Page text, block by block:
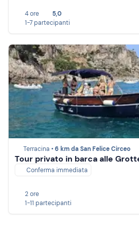
4 ore
5,0
1-7 partecipanti
Terracina •6 km da San Felice Circeo
Tour privato in barca alle
Conferma immediata
2 ore
1-11 partecipanti